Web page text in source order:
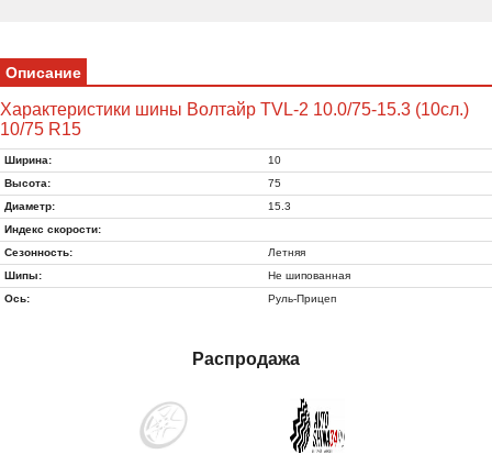
Описание
Характеристики шины Волтайр TVL-2 10.0/75-15.3 (10сл.)
10/75 R15
Ширина:
10
Высота:
75
Диаметр:
15.3
Индекс скорости:
Сезонность:
Летняя
Шипы:
Не шипованная
Ось:
Руль-Прицеп
Распродажа